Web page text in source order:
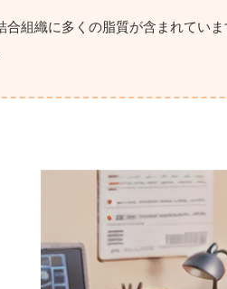
合組織に多くの脂質が含まれてい